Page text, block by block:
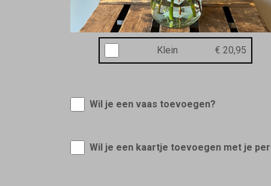
Klein € 20,95
Wil je een vaas toevoegen?
Wil je een kaartje toevoegen met je